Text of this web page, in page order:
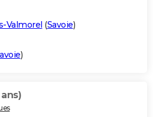
Valmorel (Savoie)
)